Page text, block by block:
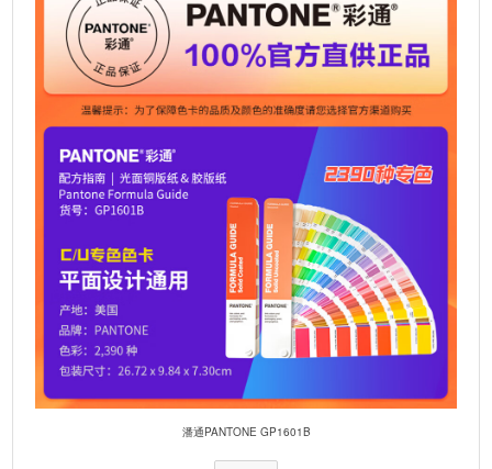
潘通PANTONE GP1601B